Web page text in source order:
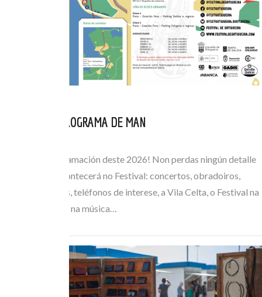
CONSULTA O PROGRAMA DE MAN
Consulta a programación deste 2026! Non perdas ningún detalle
de todo o que acontecerá no Festival: concertos, obradoiros,
horarios de buses, teléfonos de interese, a Vila Celta, o Festival na
Rúa… Mergúllate na música…